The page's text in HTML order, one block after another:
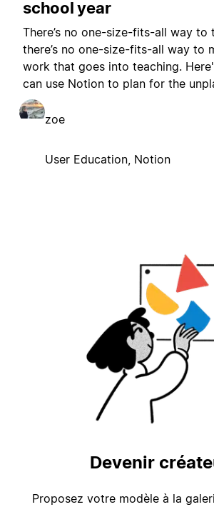
school year
There’s no one-size-fits-all way to
there’s no one-size-fits-all way to
work that goes into teaching.
can use Notion to plan for the
zoe
User Education, Notion
Devenir
Proposez votre modèle à la